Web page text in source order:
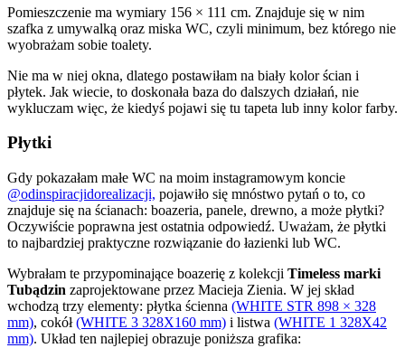
Pomieszczenie ma wymiary 156 × 111 cm. Znajduje się w nim
szafka z umywalką oraz miska WC, czyli minimum, bez którego nie
wyobrażam sobie toalety.
Nie ma w niej okna, dlatego postawiłam na biały kolor ścian i
płytek. Jak wiecie, to doskonała baza do dalszych działań, nie
wykluczam więc, że kiedyś pojawi się tu tapeta lub inny kolor farby.
Płytki
Gdy pokazałam małe WC na moim instagramowym koncie
@odinspiracjidorealizacji, pojawiło się mnóstwo pytań o to, co
znajduje się na ścianach: boazeria, panele, drewno, a może płytki?
Oczywiście poprawna jest ostatnia odpowiedź. Uważam, że płytki
to najbardziej praktyczne rozwiązanie do łazienki lub WC.
Wybrałam te przypominające boazerię z kolekcji Timeless marki
Tubądzin zaprojektowane przez Macieja Zienia. W jej skład
wchodzą trzy elementy: płytka ścienna (WHITE STR 898 × 328
mm), cokół(WHITE 3 328X160 mm) i listwa (WHITE 1 328X42
mm). Układ ten najlepiej obrazuje poniższa grafika: